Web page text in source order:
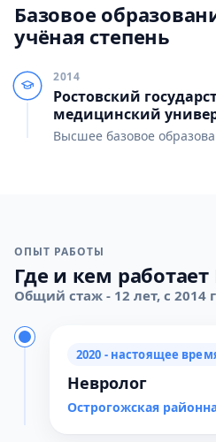
Базовое
учёная степень
2014
Ростовский
медицинский
Высшее базовое
ОПЫТ РАБОТЫ
Где и кем
Общий стаж - 12 лет, с 2014
2020 - настоящее
Невролог
Острогожская